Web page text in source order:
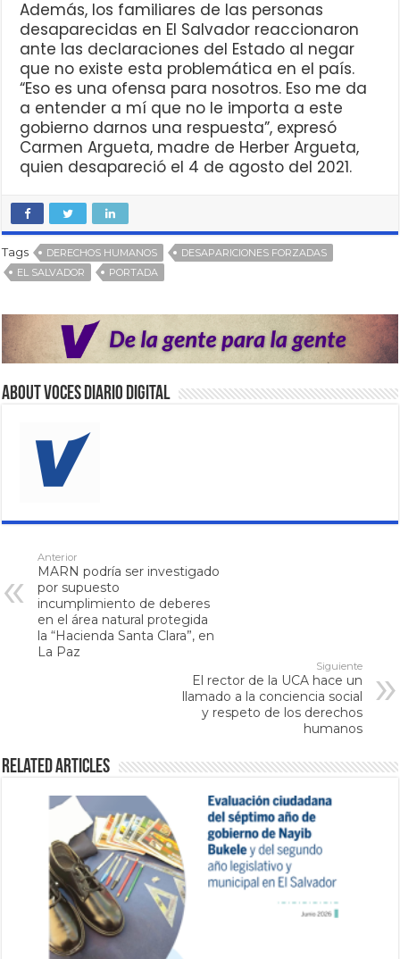
Además, los familiares de las personas
desaparecidas en El Salvador reaccionaron
ante las declaraciones del Estado al negar
que no existe esta problemática en el país.
“Eso es una ofensa para nosotros. Eso me da
a entender a mí que no le importa a este
gobierno darnos una respuesta”, expresó
Carmen Argueta, madre de Herber Argueta,
quien desapareció el 4 de agosto del 2021.
Tags DERECHOS HUMANOS
DESAPARICIONES FORZADAS
EL SALVADOR
PORTADA
About VOCES Diario digital
Anterior
MARN podría ser investigado
por supuesto
incumplimiento de deberes
en el área natural protegida
la “Hacienda Santa Clara”, en
La Paz
Siguiente
El rector de la UCA hace un
llamado a la conciencia social
y respeto de los derechos
humanos
Related Articles